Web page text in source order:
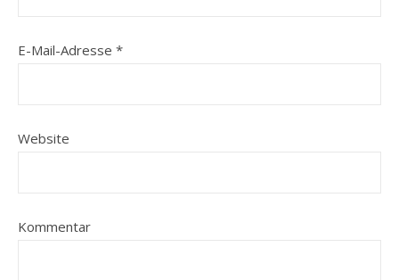
E-Mail-Adresse *
Website
Kommentar